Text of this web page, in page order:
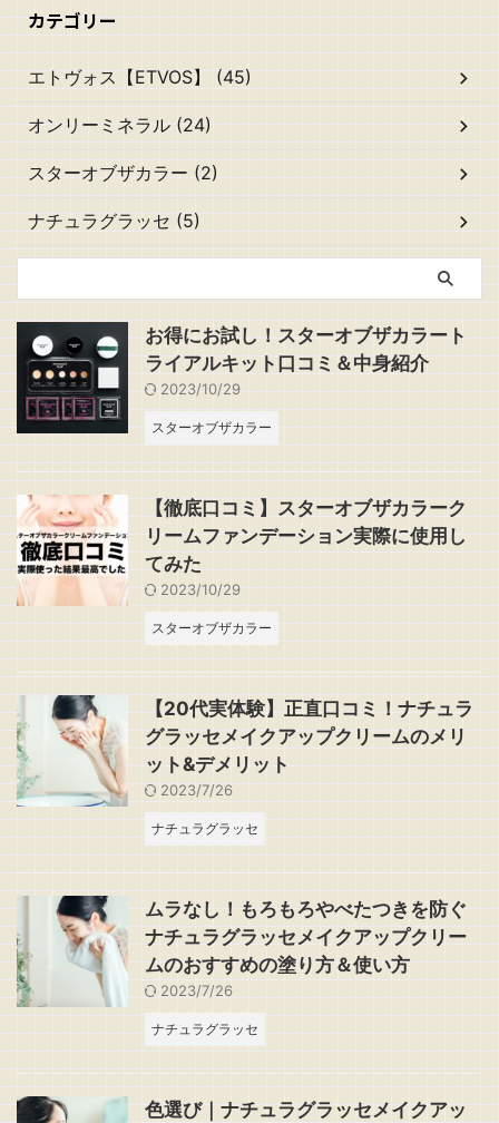
カテゴリー
エトヴォス【ETVOS】 (45)
オンリーミネラル (24)
スターオブザカラー (2)
ナチュラグラッセ (5)
お得にお試し！スターオブザカラート
ライアルキット口コミ＆中身紹介
2023/10/29
スターオブザカラー
【徹底口コミ】スターオブザカラーク
リームファンデーション実際に使用し
てみた
2023/10/29
スターオブザカラー
【20代実体験】正直口コミ！ナチュラ
グラッセメイクアップクリームのメリ
ット&デメリット
2023/7/26
ナチュラグラッセ
ムラなし！もろもろやべたつきを防ぐ
ナチュラグラッセメイクアップクリー
ムのおすすめの塗り方＆使い方
2023/7/26
ナチュラグラッセ
色選び｜ナチュラグラッセメイクアッ